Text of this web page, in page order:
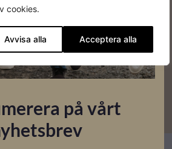
cookies.
Avvisa alla Acceptera alla
veta mer om oss?
och delar gärna med oss av vår
för att få veta mer om vad vi kan
på vårt